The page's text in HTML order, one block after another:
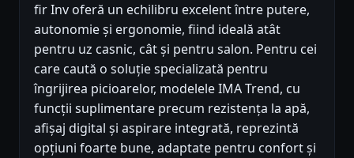
fir Inv oferă un echilibru excelent între putere,
autonomie și ergonomie, fiind ideală atât
pentru uz casnic, cât și pentru salon. Pentru cei
care caută o soluție specializată pentru
îngrijirea picioarelor, modelele IMA Trend, cu
funcții suplimentare precum rezistența la apă,
afișaj digital și aspirare integrată, reprezintă
opțiuni foarte bune, adaptate pentru confort și